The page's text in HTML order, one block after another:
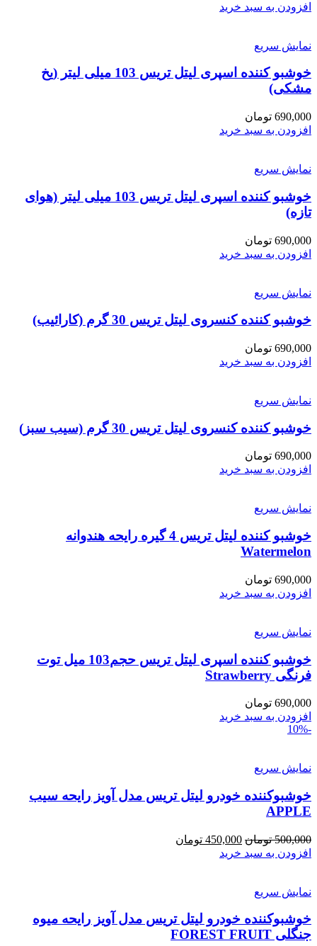
افزودن به سبد خرید
نمایش سریع
خوشبو کننده اسپری لیتل تریس 103 میلی لیتر (یخ
مشکی)
690,000 تومان
افزودن به سبد خرید
نمایش سریع
خوشبو کننده اسپری لیتل تریس 103 میلی لیتر (هوای
تازه)
690,000 تومان
افزودن به سبد خرید
نمایش سریع
خوشبو کننده کنسروی لیتل تریس 30 گرم (کارائیب)
690,000 تومان
افزودن به سبد خرید
نمایش سریع
خوشبو کننده کنسروی لیتل تریس 30 گرم (سیب سبز)
690,000 تومان
افزودن به سبد خرید
نمایش سریع
خوشبو کننده لیتل تریس 4 گیره رایحه هندوانه
Watermelon
690,000 تومان
افزودن به سبد خرید
نمایش سریع
خوشبو کننده اسپری لیتل تریس حجم103 میل توت
فرنگی Strawberry
690,000 تومان
افزودن به سبد خرید
-10%
نمایش سریع
خوشبوکننده خودرو لیتل تریس مدل آویز رایحه سیب
APPLE
500,000 تومان قیمت
اصلی:
450,000 تومان
افزودن به سبد خرید
نمایش سریع
خوشبوکننده خودرو لیتل تریس مدل آویز رایحه میوه
جنگلی FOREST FRUIT